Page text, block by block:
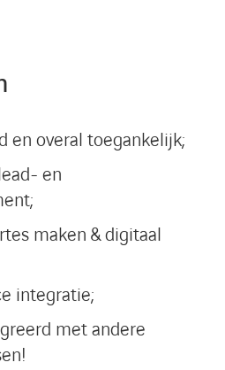
en overal toegankelijk;
en
maken & digitaal
integratie;
met andere